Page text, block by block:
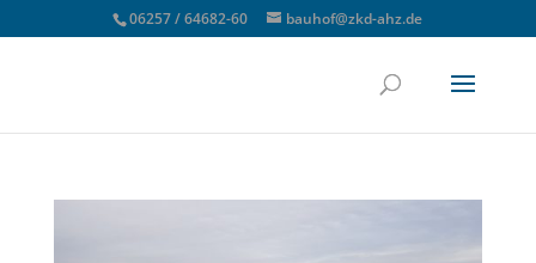
06257 / 64682-60 bauhof@zkd-ahz.de